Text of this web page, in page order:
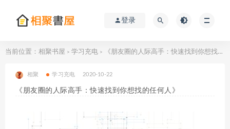
登录
当前位置： 相聚书屋 > 学习充电 > 《朋友圈的人际高手：快速找到你想找的任何人》
相聚 学习充电 2020-10-22
《朋友圈的人际高手：快速找到你想找的任何人》